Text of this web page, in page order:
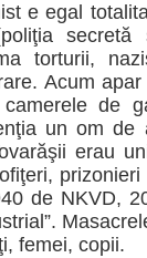
e egal
torturii,
Acum
de
un om
erau
de NKVD,
femei, copii.